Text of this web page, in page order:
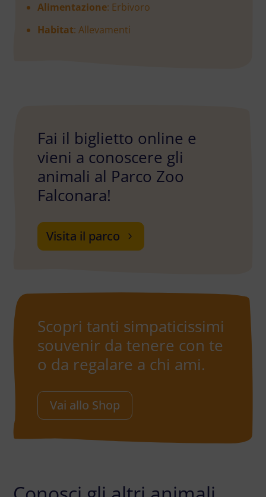
Alimentazione: Erbivoro
Habitat: Allevamenti
Fai il biglietto online e
vieni a conoscere gli
animali al Parco Zoo
Falconara!
Visita il parco
Scopri tanti simpaticissimi
souvenir da tenere con te
o da regalare a chi ami.
Vai allo Shop